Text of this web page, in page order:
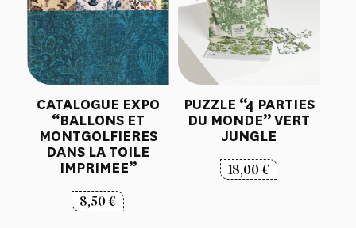
CATALOGUE EXPO
“BALLONS ET
MONTGOLFIERES
DANS LA TOILE
IMPRIMEE”
8,50€
PUZZLE “4 PARTIES
DU MONDE” VERT
JUNGLE
18,00€